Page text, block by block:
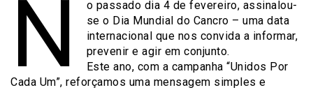
N
o passado dia 4 de fevereiro, assinalou-
se o Dia Mundial do Cancro – uma data
internacional que nos convida a informar,
prevenir e agir em conjunto.
Este ano, com a campanha “Unidos Por
Cada Um”, reforçamos uma mensagem simples e